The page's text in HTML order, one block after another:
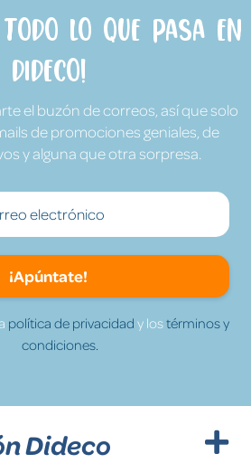
todo lo que pasa en
Dideco!
el buzón de correos, así que solo
de promociones geniales, de
y alguna que otra sorpresa.
¡Apúntate!
política de privacidad y lostérminos y
condiciones.
Dideco